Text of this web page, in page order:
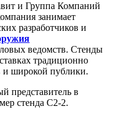
и Группа Компаний
занимает
разработчиков и
ведомств. Стенды
традиционно
и широкой публики.
представитель в
стенда С2-2.